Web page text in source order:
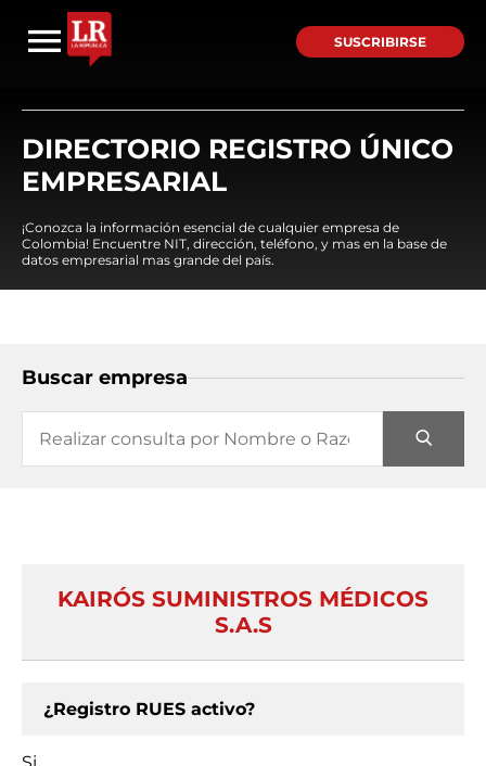
SUSCRIBIRSE
DIRECTORIO REGISTRO ÚNICO
EMPRESARIAL
¡Conozca la información esencial de cualquier empresa de
Colombia! Encuentre NIT, dirección, teléfono, y mas en la base de
datos empresarial mas grande del país.
Buscar empresa
KAIRÓS SUMINISTROS MÉDICOS
S.A.S
¿Registro RUES activo?